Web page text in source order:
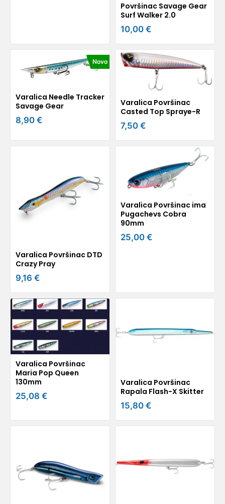
Površinac Savage Gear
Surf Walker 2.0
10,00 €
Novo
Varalica Needle Tracker
Savage Gear
8,90 €
Varalica Površinac
Casted Top Spraye-R
7,50 €
Varalica Površinac DTD
Crazy Pray
9,16 €
Varalica Površinac ima
Pugachevs Cobra
90mm
25,00 €
Varalica Površinac
Maria Pop Queen
130mm
25,08 €
Varalica Površinac
Rapala Flash-X Skitter
15,80 €